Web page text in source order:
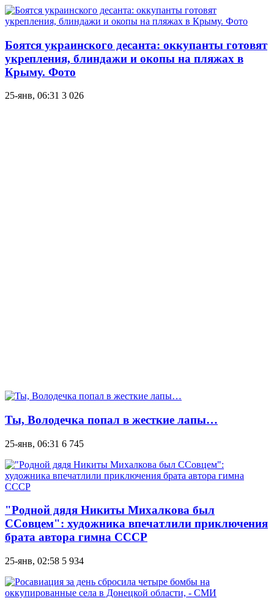
Боятся украинского десанта: оккупанты готовят
укрепления, блиндажи и окопы на пляжах в
Крыму. Фото
25-янв, 06:31 3 026
Ты, Володечка попал в жесткие лапы…
25-янв, 06:31 6 745
"Родной дядя Никиты Михалкова был
ССовцем": художника впечатлили приключения
брата автора гимна СССР
25-янв, 02:58 5 934